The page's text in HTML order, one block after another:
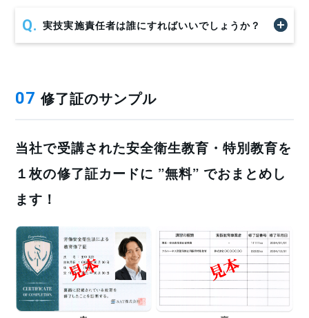
実技実施責任者は誰にすればいいでしょうか？
07 修了証のサンプル
当社で受講された安全衛生教育・特別教育を
１枚の修了証カードに ”無料” でおまとめし
ます！